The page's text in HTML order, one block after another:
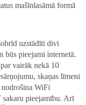
mašīnlasāmā formā
uzstādīti divi
būs pieejami internetā.
vairāk nekā 10
skaņas līmeni
WiFi
pieejamību. Arī